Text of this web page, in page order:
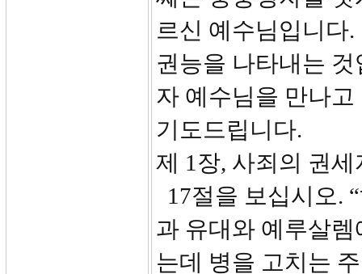
르신 예수님입니다
권능을 나타내는
자 예수님을 만나
기도드립니다.
제 1장, 사죄의 권
17절을 보십시오.
과 유대와 예루살
는데 병을 고치는